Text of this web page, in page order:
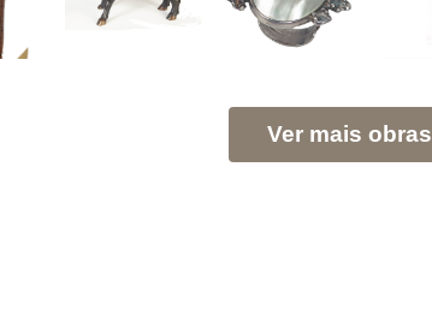
Ver mais obras